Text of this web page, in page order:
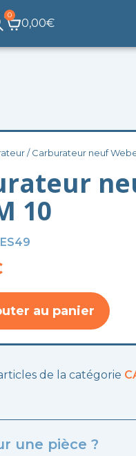
0,00€
0
Panier
/ Carburateur neuf
10
au panier
de la catégorie
une pièce ?